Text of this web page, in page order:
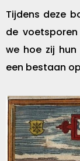
Tijdens deze
de
we hoe zij
een bestaan